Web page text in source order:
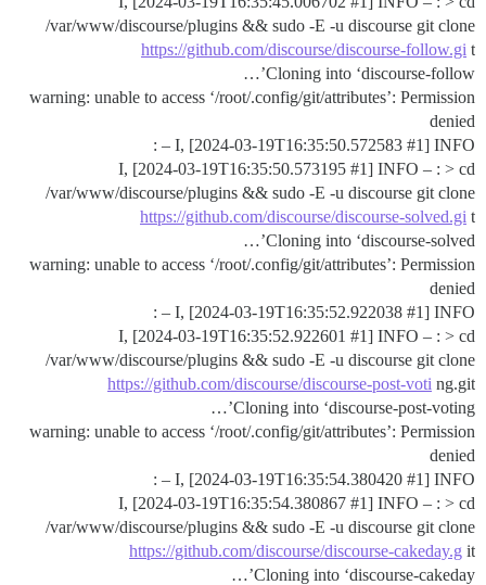
/var/www/discourse/plugins && sudo -E -u discourse git clone
https://github.com/discourse/discourse-follow.gi t
Cloning into ‘discourse-follow’…
warning: unable to access ‘/root/.config/git/attributes’: Permission
denied
I, [2024-03-19T16:35:50.572583 #1] INFO – :
I, [2024-03-19T16:35:50.573195 #1] INFO – : > cd
/var/www/discourse/plugins && sudo -E -u discourse git clone
https://github.com/discourse/discourse-solved.gi t
Cloning into ‘discourse-solved’…
warning: unable to access ‘/root/.config/git/attributes’: Permission
denied
I, [2024-03-19T16:35:52.922038 #1] INFO – :
I, [2024-03-19T16:35:52.922601 #1] INFO – : > cd
/var/www/discourse/plugins && sudo -E -u discourse git clone
https://github.com/discourse/discourse-post-voti ng.git
Cloning into ‘discourse-post-voting’…
warning: unable to access ‘/root/.config/git/attributes’: Permission
denied
I, [2024-03-19T16:35:54.380420 #1] INFO – :
I, [2024-03-19T16:35:54.380867 #1] INFO – : > cd
/var/www/discourse/plugins && sudo -E -u discourse git clone
https://github.com/discourse/discourse-cakeday.g it
Cloning into ‘discourse-cakeday’…